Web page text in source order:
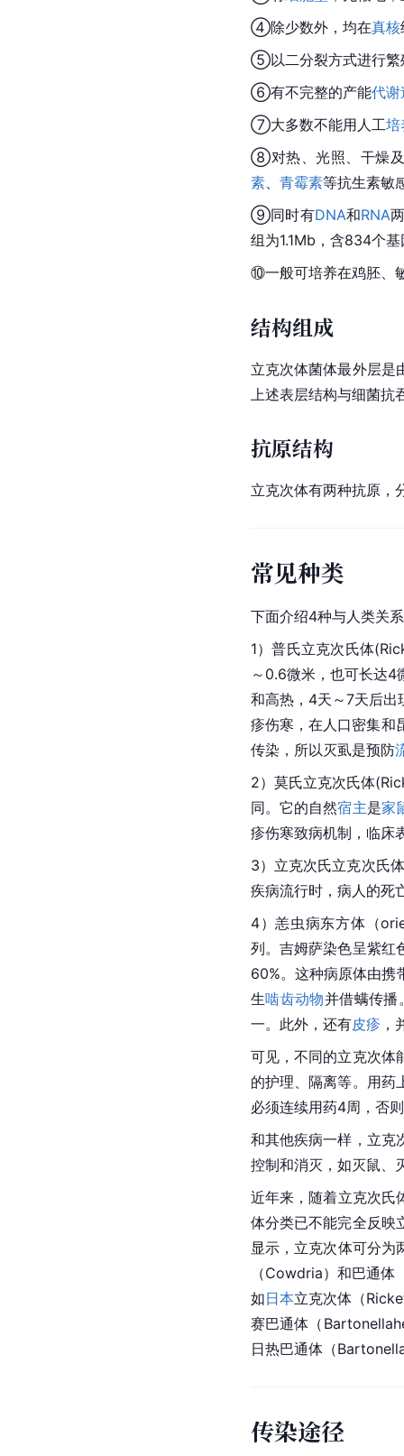
④除少数外，均在真核
⑤以二分裂方式进行繁
⑥有不完整的产能代谢
⑦大多数不能用人工培
⑧对热、光照、干燥
素、 青霉素等抗生素敏
⑨同时有DNA和RNA
组为1.1Mb，含834个基
⑩一般可培养在鸡胚、
结构组成
立克次体菌体最外层是
上述表层结构与细菌抗
抗原结构
立克次体有两种抗原，
常见种类
下面介绍4种与人类关
1）普氏立克次氏体
～0.6微米，也可长达4
和高热，4天～7天后出
疹伤寒，在人口密集和
传染，所以灭虱是预防
2）莫氏立克次氏体
同。它的自然宿主是家
疹伤寒致病机制，临床
3）立克次氏立克次氏
疾病流行时，病人的死
4）恙虫病东方体（
列。吉姆萨染色呈紫红
60%。这种病原体由携
生啮齿动物并借螨传播
一。此外，还有皮疹 ，
可见，不同的立克次体
的护理、隔离等。用药
必须连续用药4周，否
和其他疾病一样，立克
控制和消灭，如灭鼠、
近年来，随着立克次氏
体分类已不能完全反映
显示，立克次体可分
（Cowdria）和巴通
如日本立克次体（
赛巴通体（
日热巴通体（
传染途径